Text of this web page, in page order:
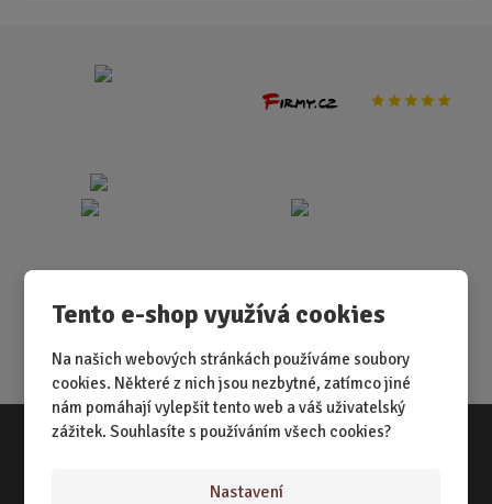
Tento e-shop využívá cookies
Na našich webových stránkách používáme soubory
cookies. Některé z nich jsou nezbytné, zatímco jiné
nám pomáhají vylepšit tento web a váš uživatelský
zážitek. Souhlasíte s používáním všech cookies?
Nastavení
Vše o nákupu